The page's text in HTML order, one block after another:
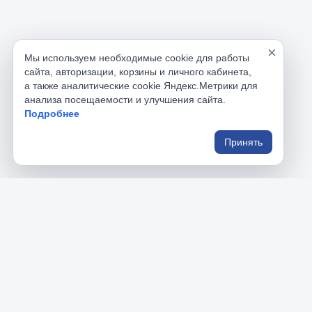
×
Мы используем необходимые cookie для работы
сайта, авторизации, корзины и личного кабинета,
а также аналитические cookie Яндекс.Метрики для
анализа посещаемости и улучшения сайта.
Подробнее
Принять